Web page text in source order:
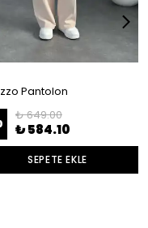
Pantolon
₺ 649.00
₺ 584.10
SEPETE EKLE